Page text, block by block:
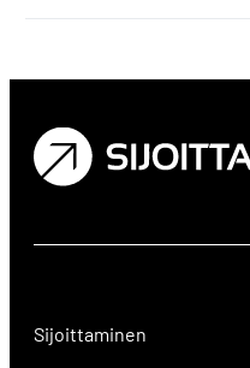
Sijoittaminen